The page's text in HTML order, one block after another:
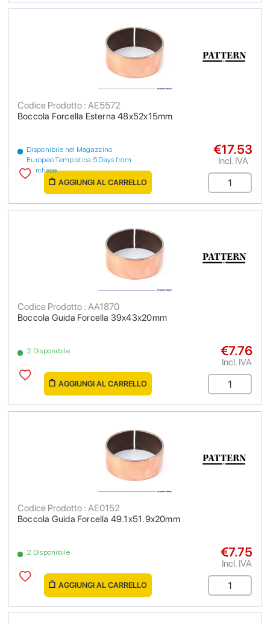
Boccola Forcella Esterna 48x52x15mm
Codice Prodotto : AE5572
Disponibile nel Magazzino
Europeo Tempistica 5 Days from
purchase
€17.53
Incl. IVA
AGGIUNGI AL CARRELLO
Boccola Guida Forcella 39x43x20mm
Codice Prodotto : AA1870
2 Disponibile €7.76
Incl. IVA
AGGIUNGI AL CARRELLO
Boccola Guida Forcella 49.1x51.9x20mm
Codice Prodotto : AE0152
2 Disponibile €7.75
Incl. IVA
AGGIUNGI AL CARRELLO